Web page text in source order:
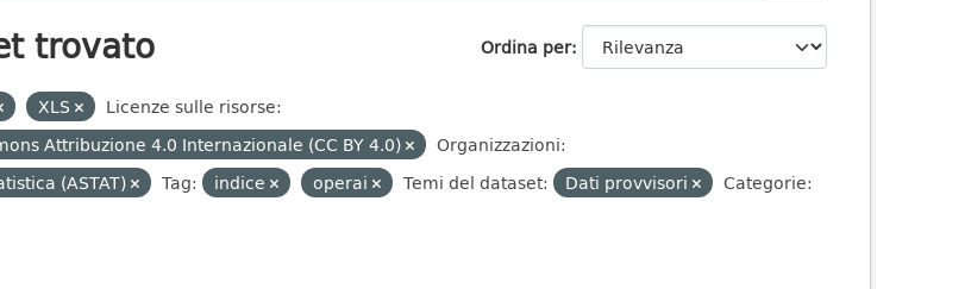
Ordina per
trovato
XLS
Licenze sulle risorse:
Attribuzione 4.0 Internazionale (CC BY 4.0)
Organizzazioni:
(ASTAT)
Tag: indice operai Temi del dataset: Dati provvisori
Categorie: